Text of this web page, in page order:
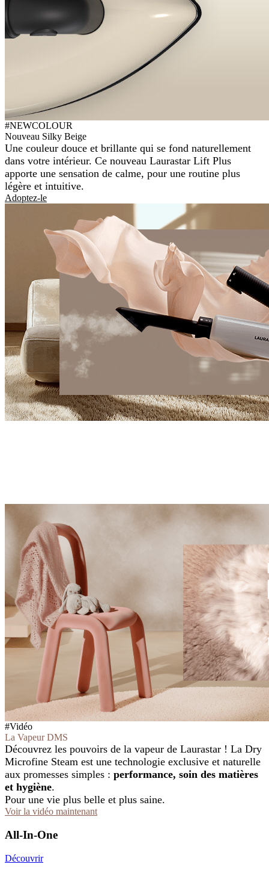
#NEWCOLOUR
Nouveau Silky Beige
Une couleur douce et brillante qui se fond naturellement
dans votre intérieur. Ce nouveau Laurastar Lift Plus
apporte une sensation de calme, pour une routine plus
légère et intuitive.
Adoptez-le
#Vidéo
La Vapeur DMS
Découvrez les pouvoirs de la vapeur de Laurastar ! La Dry
Microfine Steam est une technologie exclusive et naturelle
aux promesses simples : performance, soin des matières
et hygiène.
Pour une vie plus belle et plus saine.
Voir la vidéo maintenant
All-In-One
Découvrir